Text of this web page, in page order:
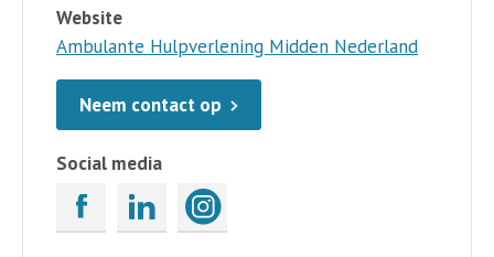
Website
Ambulante Hulpverlening Midden Nederland
Neem contact op
Social media